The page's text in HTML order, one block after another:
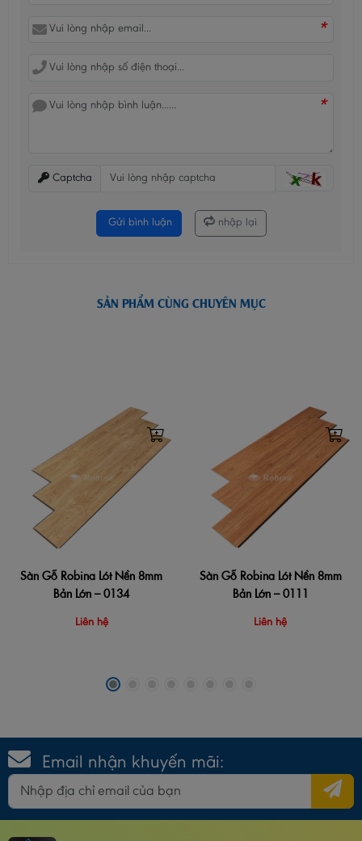
*
*
Captcha
Gửi bình luận nhập lại
SẢN PHẨM CÙNG CHUYÊN MỤC
Sàn Gỗ Robina Lót Nền 8mm
Bản Lớn – 0134
Liên hệ
Sàn Gỗ Robina Lót Nền 8mm
Bản Lớn – 0111
Liên hệ
Email nhận khuyến mãi: